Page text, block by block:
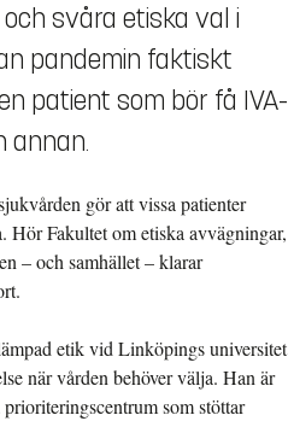
svåra etiska val i
pandemin faktiskt
patient som bör få IVA-
annan.
gör att vissa patienter
Hör Fakultet om etiska avvägningar,
– och samhället – klarar
etik vid Linköpings universitet
när vården behöver välja. Han är
som stöttar